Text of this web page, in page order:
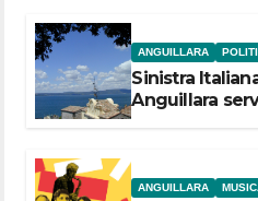
ANGUILLARA
Sinistra
Anguillara
ANGUILLARA